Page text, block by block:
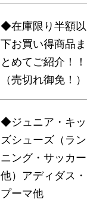
◆在庫限り半額以
下お買い得商品ま
とめてご紹介！！
（売切れ御免！）
◆ジュニア・キッ
ズシューズ（ラン
ニング・サッカー
他）アディダス・
プーマ他